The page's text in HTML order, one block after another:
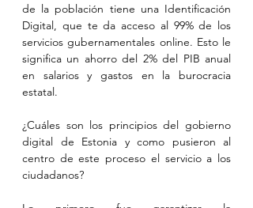
de la población tiene una Identificación
Digital, que te da acceso al 99% de los
servicios gubernamentales online. Esto le
significa un ahorro del 2% del PIB anual
en salarios y gastos en la burocracia
estatal.
¿Cuáles son los principios del gobierno
digital de Estonia y como pusieron al
centro de este proceso el servicio a los
ciudadanos?